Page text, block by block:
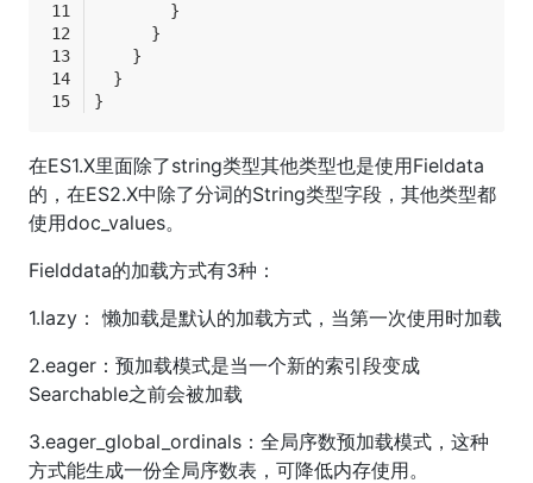
        }
      }
    }
  }
}
在ES1.X里面除了string类型其他类型也是使用Fieldata
的，在ES2.X中除了分词的String类型字段，其他类型都
使用doc_values。
Fielddata的加载方式有3种：
1.lazy： 懒加载是默认的加载方式，当第一次使用时加载
2.eager：预加载模式是当一个新的索引段变成
Searchable之前会被加载
3.eager_global_ordinals：全局序数预加载模式，这种
方式能生成一份全局序数表，可降低内存使用。